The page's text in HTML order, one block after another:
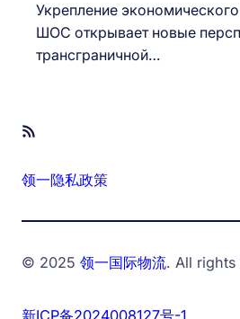
Укрепление
ШОС открывает новые
трансграничной…
RSS Feed
领一隐私政策
© 2025 领一国际物流. All rights
新ICP备2024008127号-1